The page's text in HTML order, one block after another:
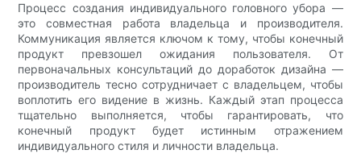
Процесс создания индивидуального головного убора —
это совместная работа владельца и производителя.
Коммуникация является ключом к тому, чтобы конечный
продукт превзошел ожидания пользователя. От
первоначальных консультаций до доработок дизайна —
производитель тесно сотрудничает с владельцем, чтобы
воплотить его видение в жизнь. Каждый этап процесса
тщательно выполняется, чтобы гарантировать, что
конечный продукт будет истинным отражением
индивидуального стиля и личности владельца.